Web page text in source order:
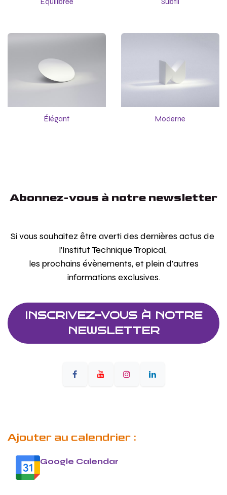
Élégant Moderne
Abonnez-vous à notre newsletter
Si vous souhaitez être averti des dernières actus de
l'Institut Technique Tropical,
les prochains évènements, et plein d'autres
informations exclusives.
INSCRIVEZ-VOUS À NOTRE
NEWSLETTER
Ajouter au calendrier :
Google Calendar